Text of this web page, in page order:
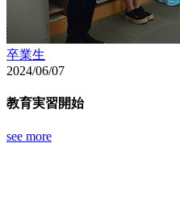
卒業生
2024/06/07
教育実習開始
see more